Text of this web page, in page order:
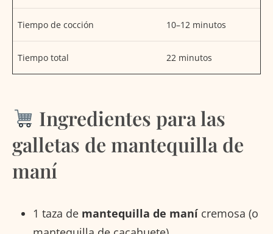
Tiempo de cocción 10–12 minutos
Tiempo total 22 minutos
Ingredientes para las
galletas de mantequilla de
maní
1 taza de mantequilla de maní cremosa (o